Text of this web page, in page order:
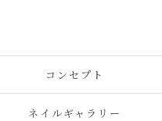
コンセプト
ネイルギャラリー